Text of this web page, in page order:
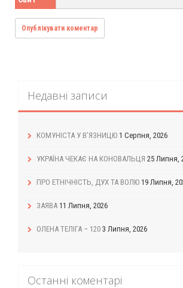
Недавні записи
КОМУНІСТА У В’ЯЗНИЦЮ 1 Серпня, 2026
УКРАЇНА ЧЕКАЄ НА КОНОВАЛЬЦЯ 25 Липня,
ПРО ЕТНІЧНІСТЬ, ДУХ ТА ВОЛЮ 19 Липня,
ЗАЯВА 11 Липня, 2026
ОЛЕНА ТЕЛІГА – 120 3 Липня, 2026
Останні коментарі